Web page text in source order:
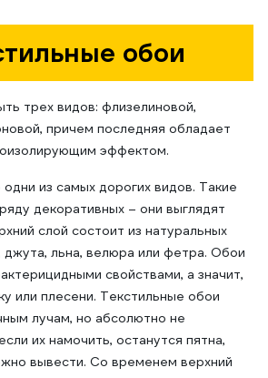
обои
трех видов: флизелиновой,
причем последняя обладает
эффектом.
из самых дорогих видов. Такие
декоративных – они выглядят
слой состоит из натуральных
джута, льна, велюра или фетра. Обои
свойствами, а значит,
или плесени. Текстильные обои
лучам, но абсолютно не
их намочить, останутся пятна,
вывести. Со временем верхний